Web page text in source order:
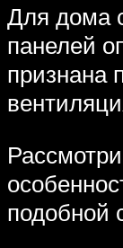
Для дома
панелей
признана
подобной